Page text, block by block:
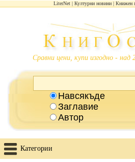
LiterNet Културни новини Книжен
Сравни цени, купи изгодно - над
Навсякъде
Заглавие
Автор
Категории